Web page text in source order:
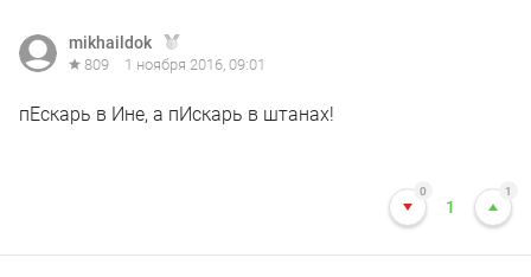
mikhaildok
809 1 ноября 2016, 09:01
пЕскарь в Ине, а пИскарь в штанах!
0
1
1